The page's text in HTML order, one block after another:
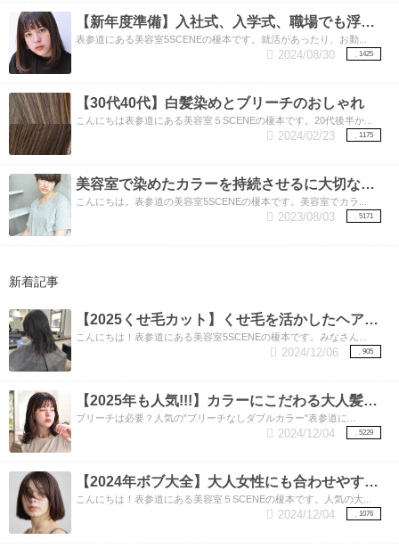
【新年度準備】入社式、入学式、職場でも浮かない暗めカラーでも垢向け。透明感もプラスした今どき暗髪（くらがみ）カラー！
表参道にある美容室5SCENEの榎本です。就活があったり、お勤...
1425
2024/08/30
【30代40代】白髪染めとブリーチのおしゃれ
こんにちは表参道にある美容室５SCENEの榎本です。20代後半か...
1175
2024/02/23
美容室で染めたカラーを持続させるに大切なこと
こんにちは。表参道の美容室5SCENEの榎本です。美容室でカラ...
5171
2023/08/03
新着記事
【2025くせ毛カット】くせ毛を活かしたヘアスタイル
こんにちは！表参道にある美容室5SCENEの榎本です。みなさん...
905
2024/12/06
【2025年も人気!!!】カラーにこだわる大人髪女子必須！人気の”ブリーチなしダブルカラー”
ブリーチは必要？人気の"ブリーチなしダブルカラー"表参道に...
5229
2024/12/04
【2024年ボブ大全】大人女性にも合わせやすい流行りのボブ！
こんにちは！表参道にある美容室５SCENEの榎本です。人気の大...
1076
2024/12/04